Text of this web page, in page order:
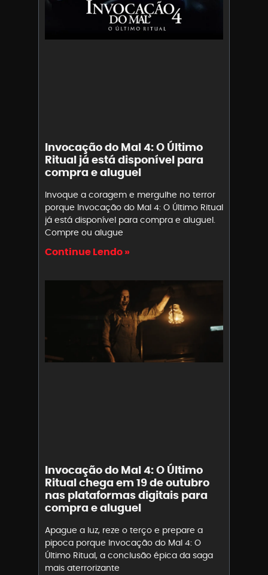
Invocação do Mal 4: O Último
Ritual já está disponível para
compra e aluguel
Invoque a coragem e mergulhe no terror
porque Invocação do Mal 4: O Último Ritual
já está disponível para compra e aluguel.
Compre ou alugue
Continue Lendo »
Invocação do Mal 4: O Último
Ritual chega em 19 de outubro
nas plataformas digitais para
compra e aluguel
Apague a luz, reze o terço e prepare a
pipoca porque Invocação do Mal 4: O
Último Ritual, a conclusão épica da saga
mais aterrorizante